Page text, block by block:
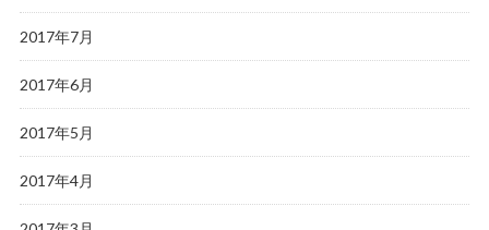
2017年7月
2017年6月
2017年5月
2017年4月